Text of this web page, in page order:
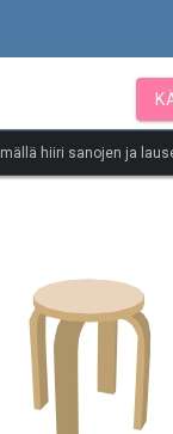
hiiri sanojen ja